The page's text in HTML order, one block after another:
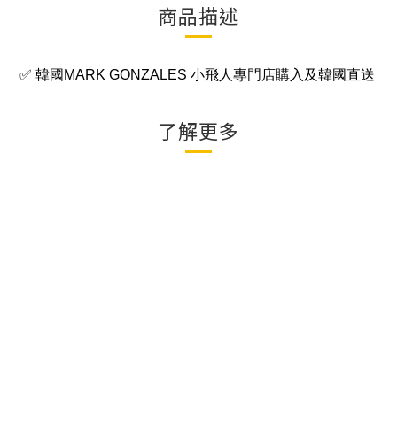
商品描述
✅ 韓國 MARK GONZALES 小飛人 專門店購入及韓國直送
了解更多